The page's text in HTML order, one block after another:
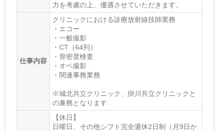
力を考慮の上、優遇させていただきます。
仕事内容
クリニックにおける診療放射線技師業務
・エコー
・一般撮影
・CT（64列）
・骨密度検査
・オペ撮影
・関連事務業務
※城北共立クリニック、掛川共立クリニックと
の兼務となります
【休日】
日曜日、その他シフト完全週休2日制（月9日か